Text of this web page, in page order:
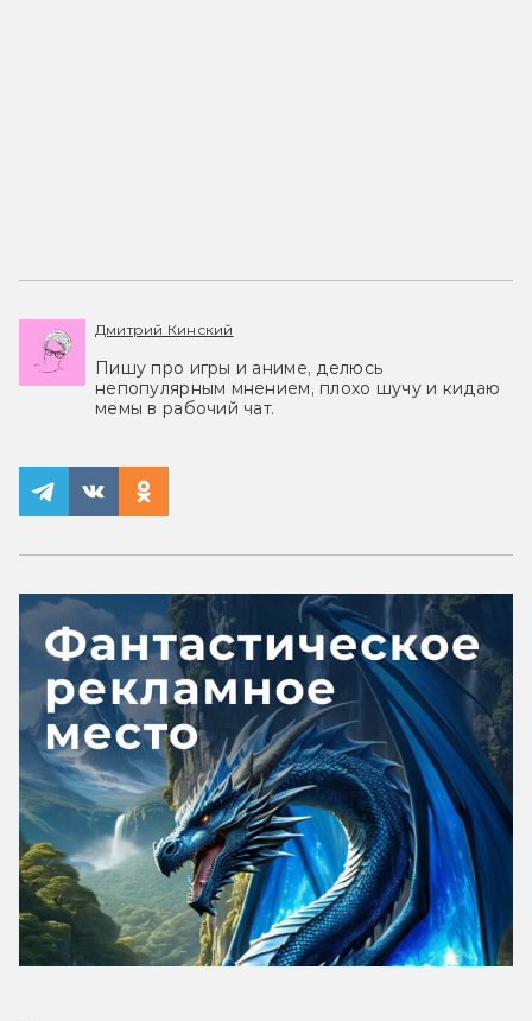
Дмитрий Кинский
Пишу про игры и аниме, делюсь
непопулярным мнением, плохо шучу и кидаю
мемы в рабочий чат.